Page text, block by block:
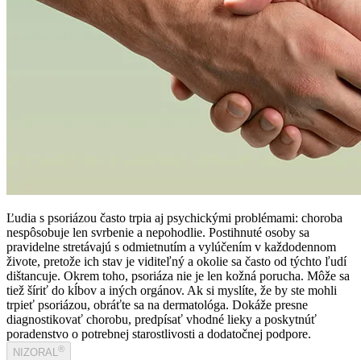
Ľudia s psoriázou často trpia aj psychickými problémami: choroba
nespôsobuje len svrbenie a nepohodlie. Postihnuté osoby sa
pravidelne stretávajú s odmietnutím a vylúčením v každodennom
živote, pretože ich stav je viditeľný a okolie sa často od týchto ľudí
dištancuje. Okrem toho, psoriáza nie je len kožná porucha. Môže sa
tiež šíriť do kĺbov a iných orgánov. Ak si myslíte, že by ste mohli
trpieť psoriázou, obráťte sa na dermatológa. Dokáže presne
diagnostikovať chorobu, predpísať vhodné lieky a poskytnúť
poradenstvo o potrebnej starostlivosti a dodatočnej podpore.
NIZORAL®